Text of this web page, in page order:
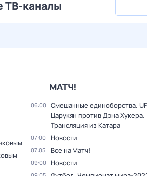
ТВ-каналы
МАТЧ!
06:00
Смешанные единоборства.
Царукян против Дэна Хукера.
Трансляция из Катара
07:00 Новости
07:05 Все на Матч!
09:00 Новости